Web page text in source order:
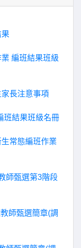
編班結果班級
長注意事項
班結果班級名冊
常態編班作業
師甄選第3階段
師甄選簡章(調